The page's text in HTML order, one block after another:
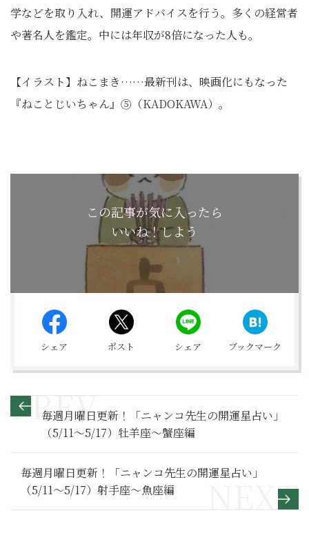
学などを取り入れ、開運アドバイスを行う。多くの経営者
や著名人を鑑定。中には年収が8倍になった人も。
【イラスト】ねこまき……最新刊は、映画化にもなった
『ねことじいちゃん』⑤（KADOKAWA）。
この記事が気に入ったら
いいね！しよう
シェア ポスト シェア ブックマーク
毎週月曜日更新！「ニャンコ先生の開運星占い」
（5/11～5/17）牡羊座～蟹座編
毎週月曜日更新！「ニャンコ先生の開運星占い」
（5/11～5/17）射手座～魚座編